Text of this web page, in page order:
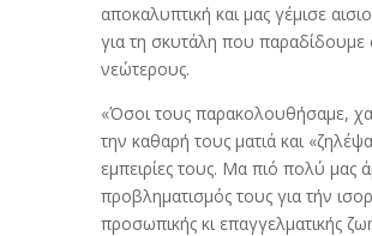
αποκαλυπτική και μας γέμισε
για τη σκυτάλη που παραδίδουμε
νεώτερους.
«Όσοι τους παρακολουθήσαμε,
την καθαρή τους ματιά και
εμπειρίες τους. Μα πιό πολύ μας
προβληματισμός τους για τήν
προσωπικής κι επαγγελματικής